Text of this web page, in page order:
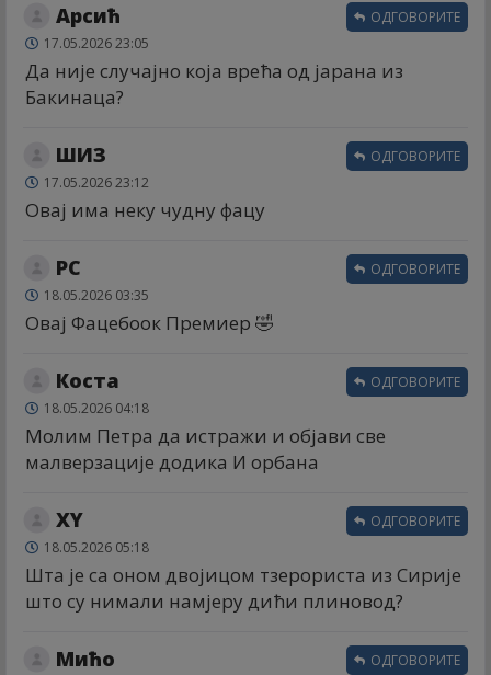
Арсић
17.05.2026 23:05
Да није случајно која врећа од јарана из
Бакинаца?
ОДГОВОРИТЕ
ШИЗ
17.05.2026 23:12
Овај има неку чудну фацу
ОДГОВОРИТЕ
РС
18.05.2026 03:35
Овај Фацебоок Премиер 🤣
ОДГОВОРИТЕ
Коста
18.05.2026 04:18
Молим Петра да истражи и објави све
малверзације додика И орбана
ОДГОВОРИТЕ
XY
18.05.2026 05:18
Шта је са оном двојицом тзерориста из Сирије
што су нимали намјеру дићи плиновод?
ОДГОВОРИТЕ
Мићо ОДГОВОРИТЕ